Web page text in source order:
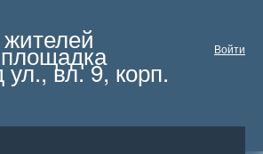
Войти
ул., вл. 9, корп.